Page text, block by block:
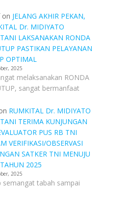
on JELANG AKHIR PEKAN,
Dr. MIDIYATO
LAKSANAKAN RONDA
PASTIKAN PELAYANAN
OPTIMAL
2025
melaksanakan RONDA
sangat bermanfaat
RUMKITAL Dr. MIDIYATO
TERIMA KUNJUNGAN
PUS RB TNI
VERIFIKASI/OBSERVASI
SATKER TNI MENUJU
2025
2025
semangat tabah sampai